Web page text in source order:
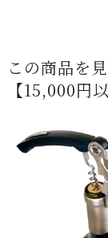
この商品を
【15,000円